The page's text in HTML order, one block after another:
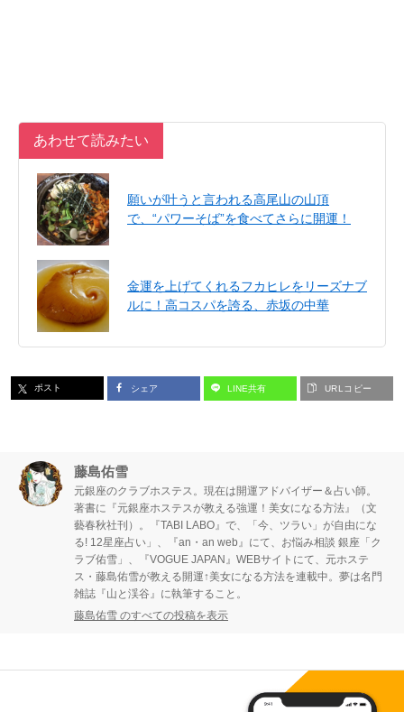
あわせて読みたい
願いが叶うと言われる高尾山の山頂
で、“パワーそば”を食べてさらに開運！
金運を上げてくれるフカヒレをリーズナブ
ルに！高コスパを誇る、赤坂の中華
ポスト シェア LINE共有 URLコピー
藤島佑雪
元銀座のクラブホステス。現在は開運アドバイザー＆占い師。
著書に『元銀座ホステスが教える強運！美女になる方法』（文
藝春秋社刊）。『TABI LABO』で、「今、ツラい」が自由にな
る! 12星座占い」、『an・an web』にて、お悩み相談 銀座「ク
ラブ佑雪」、『VOGUE JAPAN』WEBサイトにて、元ホステ
ス・藤島佑雪が教える開運↑美女になる方法を連載中。夢は名門
雑誌『山と渓谷』に執筆すること。
藤島佑雪 のすべての投稿を表示